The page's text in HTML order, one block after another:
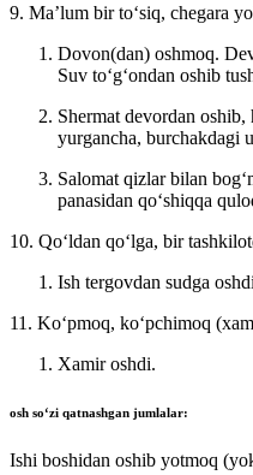
9. Maʼlum bir toʻsiq, chegara
Dovon(dan) oshmoq.
Suv toʻgʻondan oshib
Shermat devordan
yurgancha, burchakdagi
Salomat qizlar bilan
panasidan qoʻshiqqa
10. Qoʻldan qoʻlga, bir
Ish tergovdan sudga
11. Koʻpmoq, koʻpchimoq
Xamir oshdi.
osh soʻzi qatnashgan jumlalar:
Ishi boshidan oshib yotmoq